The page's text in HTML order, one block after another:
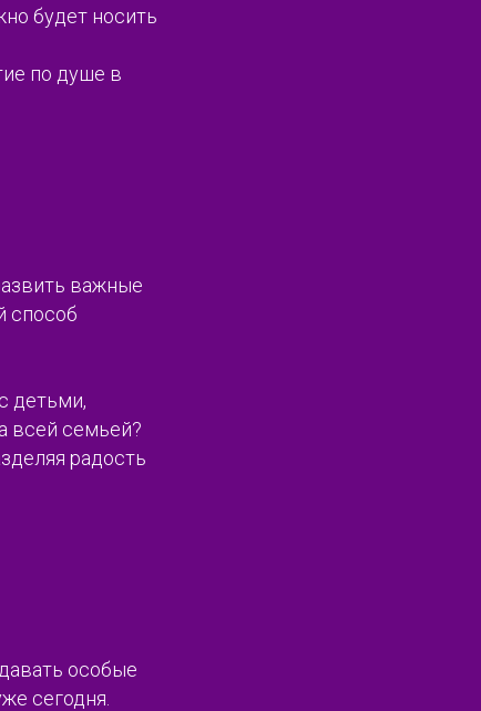
будет носить
по душе в
важные
способ
детьми,
всей семьей?
радость
особые
сегодня.